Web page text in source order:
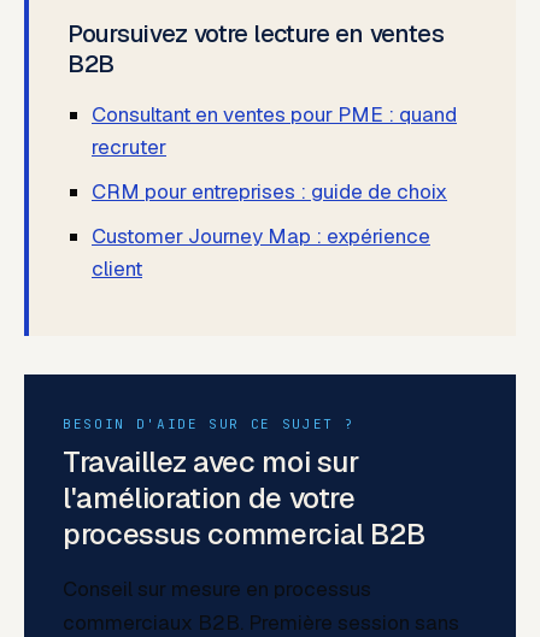
Poursuivez votre lecture en ventes
B2B
Consultant en ventes pour PME : quand
recruter
CRM pour entreprises : guide de choix
Customer Journey Map : expérience
client
BESOIN D'AIDE SUR CE SUJET ?
Travaillez avec moi sur
l'amélioration de votre
processus commercial B2B
Conseil sur mesure en processus
commerciaux B2B. Première session sans